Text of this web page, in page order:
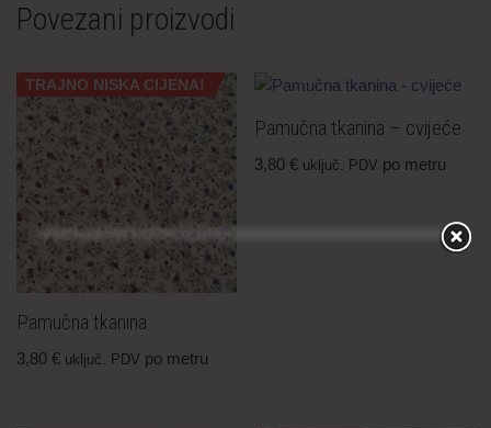
Povezani proizvodi
TRAJNO NISKA CIJENA!
Pamučna tkanina
3,80 € uključ. PDV po metru
Pamučna tkanina – cvijeće
3,80€ uključ. PDV po metru